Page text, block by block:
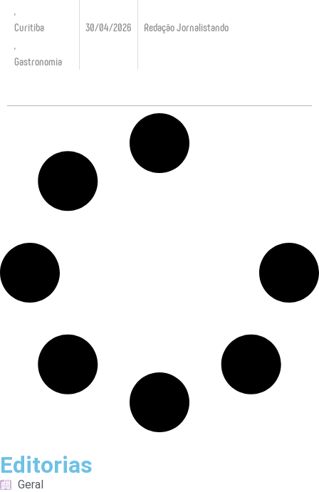
Curitiba
Gastronomia
30/04/2026 Redação Jornalistando
Editorias
Geral